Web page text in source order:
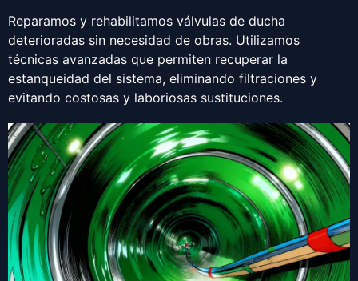
Reparamos y rehabilitamos válvulas de ducha
deterioradas sin necesidad de obras. Utilizamos
técnicas avanzadas que permiten recuperar la
estanqueidad del sistema, eliminando filtraciones y
evitando costosas y laboriosas sustituciones.